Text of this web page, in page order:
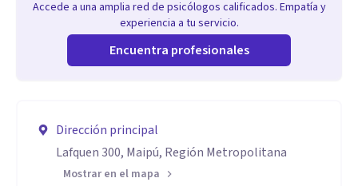
Accede a una amplia red de psicólogos calificados. Empatía y
experiencia a tu servicio.
Encuentra profesionales
Dirección principal
Lafquen 300, Maipú, Región Metropolitana
Mostrar en el mapa